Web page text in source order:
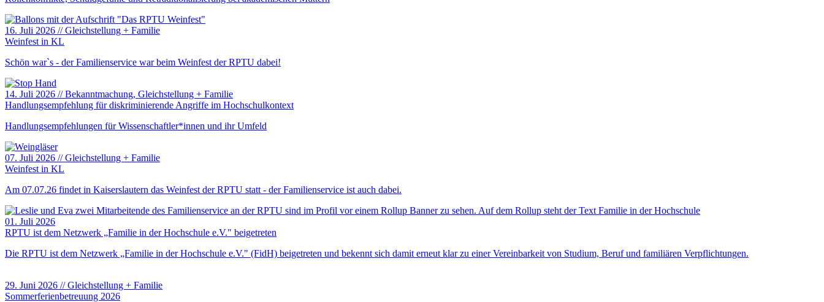
16. Juli 2026 //Gleichstellung + Familie
Weinfest in KL
Schön war`s - der Familienservice war beim Weinfest der RPTU dabei!
14. Juli 2026 //Bekanntmachung, Gleichstellung + Familie
Handlungsempfehlung für diskriminierende Angriffe im Hochschulkontext
Handlungsempfehlungen für Wissenschaftler*innen und ihr Umfeld
07. Juli 2026 //Gleichstellung + Familie
Weinfest in KL
Am 07.07.26 findet in Kaiserslautern das Weinfest der RPTU statt - der Familienservice ist auch dabei.
01. Juli 2026
RPTU ist dem Netzwerk „Familie in der Hochschule e.V." beigetreten
Die RPTU ist dem Netzwerk „Familie in der Hochschule e.V." (FidH) beigetreten und bekennt sich damit erneut klar zu einer Vereinbarkeit von Studium, Beruf und familiären Verpflichtungen.
29. Juni 2026 //Gleichstellung + Familie
Sommerferienbetreuung 2026